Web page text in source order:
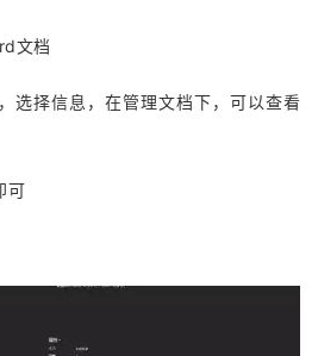
文档
择信息，在管理文档下，可以查看
可